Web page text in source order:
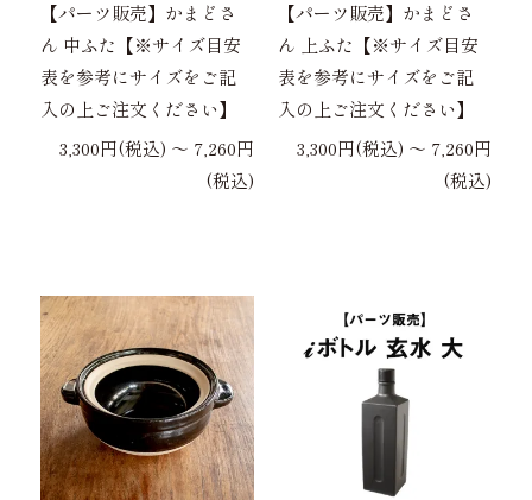
【パーツ販売】かまどさ
ん 中ふた【※サイズ目安
表を参考にサイズをご記
入の上ご注文ください】
3,300円(税込) 〜 7,260円
(税込)
【パーツ販売】かまどさ
ん 上ふた【※サイズ目安
表を参考にサイズをご記
入の上ご注文ください】
3,300円(税込) 〜 7,260円
(税込)